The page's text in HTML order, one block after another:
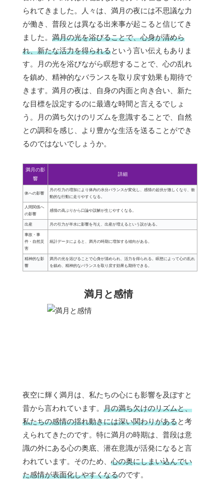
られてきました。人々は、満月の夜には不思議な力
が働き、普段とは異なる出来事が起こると信じてき
ました。 満月の光を浴びることで、心身が清めら
れ、新たな活力を得られるという言い伝えもありま
す。月の光を浴びながら瞑想することで、心の乱れ
を鎮め、精神的なバランスを取り戻す効果も期待で
きます。満月の夜は、自身の内面と向き合い、新た
な目標を設定するのに最適な時間と言えるでしょ
う。月の満ち欠けのリズムを意識することで、自然
との調和を感じ、より豊かな生活を送ることができ
るのではないでしょうか。
満月の影
響
詳細
体への影響
月の引力の増加により体内の水分バランスが変化し、感情の起伏が激しくなり、衝
動的な行動に走りやすくなる。
人間関係へ
の影響
感情の高ぶりから口論や誤解が生じやすくなる。
出産 月の引力が羊水に影響を与え、出産が増えるという説がある。
事故・事
件・自然災
害
統計データによると、満月の時期に増加する傾向がある。
精神的な影
響
満月の光を浴びることで心身が清められ、活力を得られる。瞑想によって心の乱れ
を鎮め、精神的なバランスを取り戻す効果も期待できる。
満月と感情
夜空に輝く満月は、私たちの心にも影響を及ぼすと
昔から言われています。 月の満ち欠けのリズムと、
私たちの感情の揺れ動きには深い関わりがあると考
えられてきたのです。特に満月の時期は、普段は意
識の外にある心の奥底、潜在意識が活発になると言
われています。そのため、 心の奥にしまい込んでい
た感情が表面化しやすくなるのです。